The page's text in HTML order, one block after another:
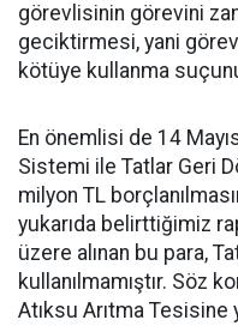
görevlisinin görevini
geciktirmesi, yani
kötüye kullanma
En önemlisi de 14
Sistemi ile Tatlar Geri
milyon TL
yukarıda belirttiğimiz
üzere alınan bu para,
kullanılmamıştır. Söz
Atıksu Arıtma